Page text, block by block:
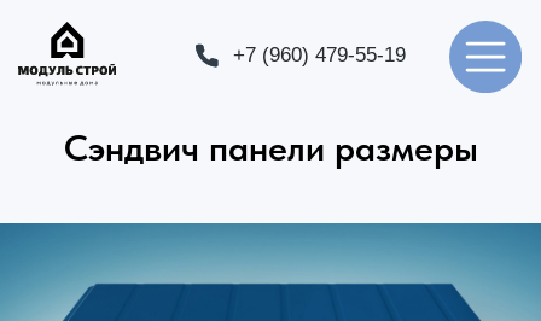
Сэндвич панели размеры